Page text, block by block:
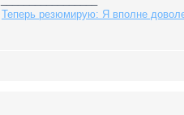
Теперь резюмирую: Я вполне